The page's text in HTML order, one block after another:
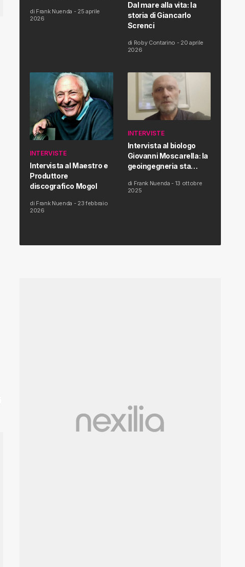
Proposta di Legge
di Frank Nuenda - 25 aprile
2026
Dal mare alla vita: la
storia di Giancarlo
Screnci
di Roby Contarino - 20 aprile
2026
INTERVISTE
Intervista al Maestro e
Produttore
discografico Mogol
di Frank Nuenda - 23 febbraio
2026
INTERVISTE
Intervista al biologo
Giovanni Moscarella: la
geoingegneria sta
salute dell’uomo
di Frank Nuenda - 13 ottobre
2025